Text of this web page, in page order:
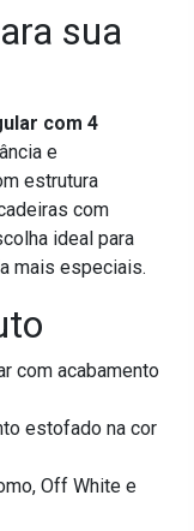
sua
com 4
e
estrutura
com
ideal para
mais especiais.
com acabamento
estofado na cor
Off White e